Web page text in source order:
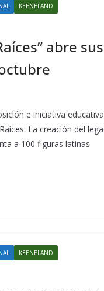
KEENELAND
abre sus
e iniciativa educativa
La creación del
a 100 figuras latinas
KEENELAND